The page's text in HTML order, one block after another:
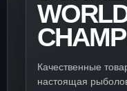
Качественные
настоящая